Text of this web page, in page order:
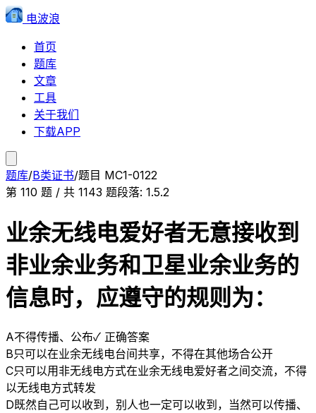
电波浪
首页
题库
文章
工具
关于我们
下载APP
题库/B类证书/题目 MC1-0122
第 110 题 / 共 1143 题段落: 1.5.2
业余无线电爱好者无意接收到
非业余业务和卫星业余业务的
信息时，应遵守的规则为：
A不得传播、公布✓ 正确答案
B只可以在业余无线电台间共享，不得在其他场合公开
C只可以用非无线电方式在业余无线电爱好者之间交流，不得
以无线电方式转发
D既然自己可以收到，别人也一定可以收到，当然可以传播、